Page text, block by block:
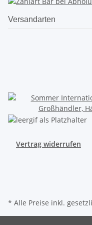
Versandarten
Vertrag widerrufen
* Alle Preise inkl.